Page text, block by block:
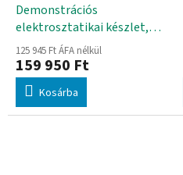
Demonstrációs
elektrosztatikai készlet,
elektrosztatikus
töltésjelzővel
125 945 Ft ÁFA nélkül
159 950 Ft
Kosárba